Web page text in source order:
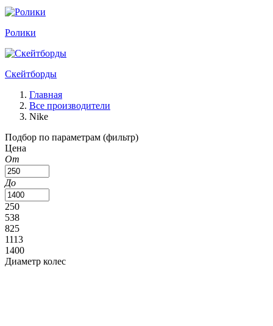
Ролики
Скейтборды
Главная
Все производители
Nike
Подбор по параметрам (фильтр)
Цена
От
До
250
538
825
1113
1400
Диаметр колес